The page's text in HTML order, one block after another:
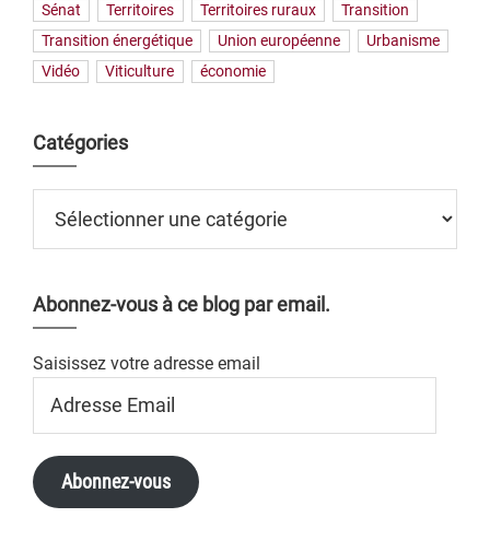
Sénat
Territoires Territoires ruraux
Transition
Transition énergétique
Union européenne
Urbanisme
Vidéo
Viticulture économie
Catégories
Abonnez-vous à ce blog par email.
Saisissez votre adresse email
Email
Abonnez-vous